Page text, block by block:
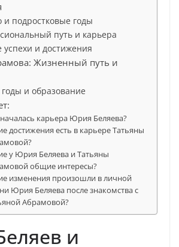
и подростковые годы
путь и карьера
и достижения
Жизненный путь и
и образование
карьера Юрия Беляева?
достижения есть в карьере Татьяны
у Юрия Беляева и Татьяны
общие интересы?
изменения произошли в личной
Юрия Беляева после знакомства с
Абрамовой?
и